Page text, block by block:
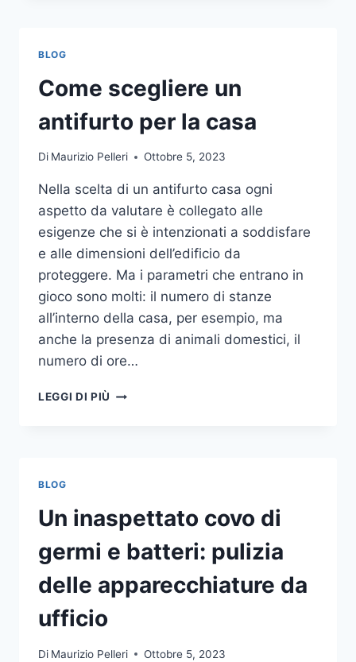
A
UNA
TIPOGRAFIA
ECCO
SCEGLIERE
BLOG
Come scegliere un
antifurto per la casa
Di Maurizio Pelleri Ottobre 5, 2023
Nella scelta di un antifurto casa ogni
aspetto da valutare è collegato alle
esigenze che si è intenzionati a soddisfare
e alle dimensioni dell’edificio da
proteggere. Ma i parametri che entrano in
gioco sono molti: il numero di stanze
all’interno della casa, per esempio, ma
anche la presenza di animali domestici, il
numero di ore…
LEGGI DI PIÙ COME
BLOG
Un inaspettato covo di
germi e batteri: pulizia
delle apparecchiature da
ufficio
Di Maurizio Pelleri Ottobre 5, 2023